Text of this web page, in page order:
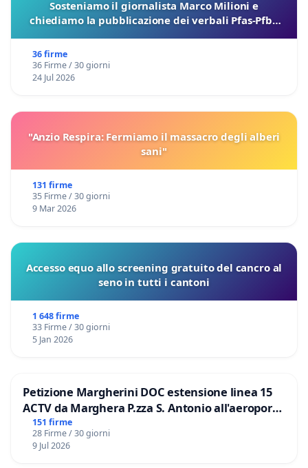
Sosteniamo il giornalista Marco Milioni e
chiediamo la pubblicazione dei verbali Pfas-Pfba
36 firme
36 Firme / 30 giorni
24 Jul 2026
"Anzio Respira: Fermiamo il massacro degli alberi
sani"
131 firme
35 Firme / 30 giorni
9 Mar 2026
Accesso equo allo screening gratuito del cancro al
seno in tutti i cantoni
1 648 firme
33 Firme / 30 giorni
5 Jan 2026
Petizione Margherini DOC estensione linea 15
ACTV da Marghera P.zza S. Antonio all'aeroporto
Marco Polo tariffa a € 1,50
151 firme
28 Firme / 30 giorni
9 Jul 2026